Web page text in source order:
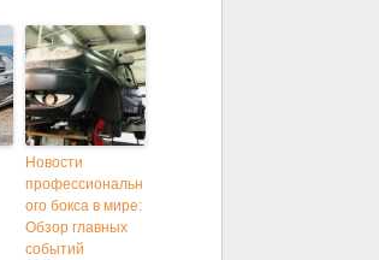
Новости
профессиональн
ого бокса в мире:
Обзор главных
событий